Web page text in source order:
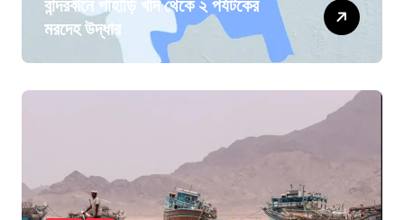
বান্দরবানে পাহাড়ি খাদ থেকে ২ পর্যটকের
মরদেহ উদ্ধার